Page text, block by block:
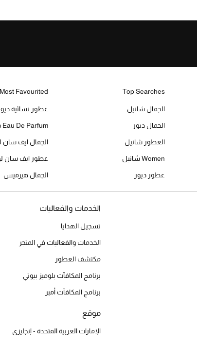
Top Searches
الجمال شانيل
الجمال ديور
العطور شانيل
Women شانيل
عطور ديور
Most Favourited
عطور نسائية
Eau De Parfum شانيل
الجمال ايف سان
عطور ايف سان
الجمال هيرميس
الخدمات والفعاليات
تسجيل الهدايا
الخدمات والفعاليات في المتجر
مكتشف العطور
برنامج المكافآت بلوميز بيوتي
برنامج المكافآت أمبر
موقع
الإمارات العربية المتحدة - إنجليزي